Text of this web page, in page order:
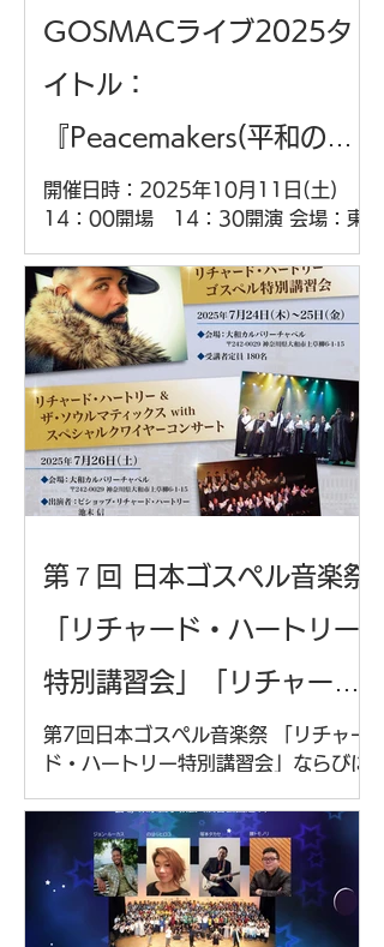
GOSMACライブ2025タ
イトル：
『Peacemakers(平和の使
者)』
開催日時：2025年10月11日(土)
14：00開場 14：30開演 会場：東
保2-18-8 最寄駅：JR山手線新大久保
駅 主催：一般社団法人GOSMAC 共
催：特定非営利活動法人LOVE EAST
出演：のはらヒロコ Choir / ジョン・
ルーカス Choir / オハラ ラニ (ゴスペ
ルフラ)
第７回 日本ゴスペル音楽祭
「リチャード・ハートリー
特別講習会」「リチャー
ド・ハートリー & ザ・ソウ
シャルクワイヤーコンサー
ト」
第7回日本ゴスペル音楽祭 「リチャー
ド・ハートリー特別講習会」ならびに
ルマティックス with スペシャルクワ
イヤーコンサート」の情報です‼ 初級
クラス、中級クラス、上級クラスをご
自身で判断できない場合は、所属団体
の指導者にご確認くださ...